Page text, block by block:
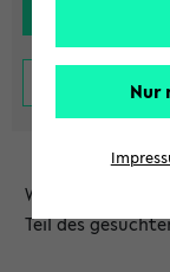
Wählen Sie die
Teil des
Nur